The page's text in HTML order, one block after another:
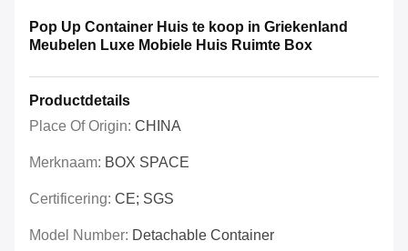
Pop Up Container Huis te koop in Griekenland
Meubelen Luxe Mobiele Huis Ruimte Box
Productdetails
Place Of Origin: CHINA
Merknaam: BOX SPACE
Certificering: CE; SGS
Model Number: Detachable Container